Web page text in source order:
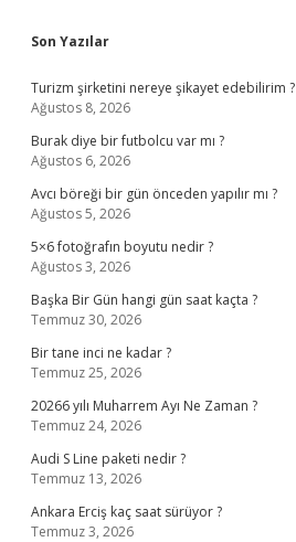
Sidebar
Son Yazılar
Turizm şirketini nereye şikayet edebilirim ?
Ağustos 8, 2026
Burak diye bir futbolcu var mı ?
Ağustos 6, 2026
Avcı böreği bir gün önceden yapılır mı ?
Ağustos 5, 2026
5×6 fotoğrafın boyutu nedir ?
Ağustos 3, 2026
Başka Bir Gün hangi gün saat kaçta ?
Temmuz 30, 2026
Bir tane inci ne kadar ?
Temmuz 25, 2026
20266 yılı Muharrem Ayı Ne Zaman ?
Temmuz 24, 2026
Audi S Line paketi nedir ?
Temmuz 13, 2026
Ankara Erciş kaç saat sürüyor ?
Temmuz 3, 2026